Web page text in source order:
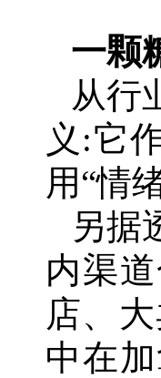
一颗
从行
义:它
用“情
另据
内渠
店、
中在